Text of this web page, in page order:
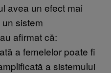
avea un efect mai
sistem
afirmat că:
a femelelor poate fi
a sistemului